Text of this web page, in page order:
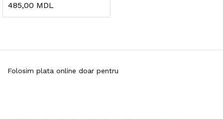
485,00 MDL
Folosim plata online doar pentru